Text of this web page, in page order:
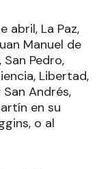
abril, La Paz,
Manuel de
San Pedro,
Libertad,
Andrés,
en su
o al